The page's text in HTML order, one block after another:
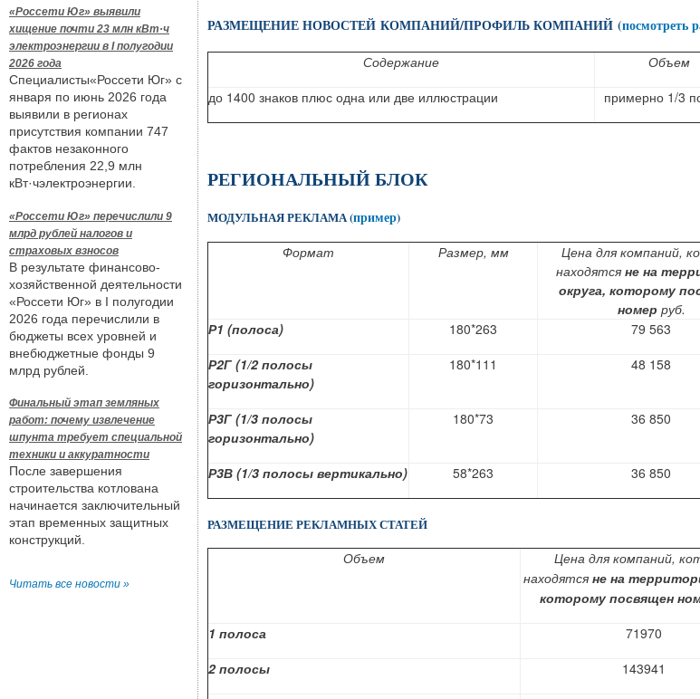
«Россети Юг» выявили
хищение почти 23 млн кВт·ч
электроэнергии в I полугодии
2026 года
Специалисты«Россети Юг» с
января по июнь 2026 года
выявили в регионах
присутствия компании 747
фактов незаконного
потребления 22,9 млн
кВт·чэлектроэнергии.
«Россети Юг» перечислили 9
млрд рублей налогов и
страховых взносов
В результате финансово-
хозяйственной деятельности
«Россети Юг» в I полугодии
2026 года перечислили в
бюджеты всех уровней и
внебюджетные фонды 9
млрд рублей.
Финальный этап земляных
работ: почему извлечение
шпунта требует специальной
техники и аккуратности
После завершения
строительства котлована
начинается заключительный
этап временных защитных
конструкций.
Читать все новости »
РАЗМЕЩЕНИЕ НОВОСТЕЙ КОМПАНИЙ/ПРОФИЛЬ КОМПАНИЙ (посмотреть
Содержание Объем
до 1400 знаков плюс одна или две иллюстрации
примерно 1/3
РЕГИОНАЛЬНЫЙ БЛОК
МОДУЛЬНАЯ РЕКЛАМА (пример)
Формат Размер, мм
Цена для компаний,
находятся не на
округа, которому
номер руб.
Р1 (полоса) 180*263 79 563
Р2Г (1/2 полосы
горизонтально)
180*111 48 158
Р3Г (1/3 полосы
горизонтально)
180*73 36 850
Р3В (1/3 полосы вертикально) 58*263 36 850
РАЗМЕЩЕНИЕ РЕКЛАМНЫХ СТАТЕЙ
Объем
Цена для компаний,
находятся не на
которому посвящен
1 полоса 71970
2 полосы
143941